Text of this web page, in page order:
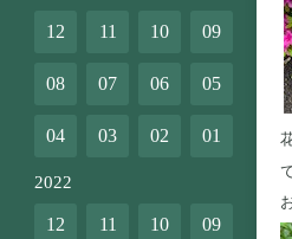
12 11 10 09
08 07 06 05
04 03 02 01
2022
12 11 10 09